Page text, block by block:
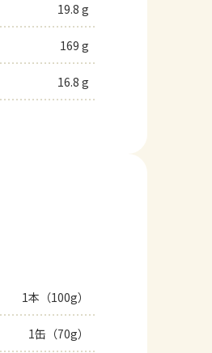
19.8 g
169 g
16.8 g
1本（100g）
1缶（70g）